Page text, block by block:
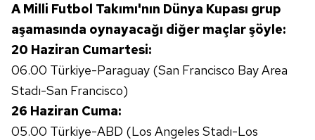
6698 sayılı Kişisel Verilerin Korunması Kanunu uyarınca
hazırlanmış Aydınlatma Metnimizi okumak ve sitemizde
ilgili mevzuata uygun olarak kullanılan çerezlerle ilgili bilgi
almak için lütfentıklayınız.
A Milli Futbol Takımı'nın Dünya Kupası grup
aşamasında oynayacağı diğer maçlar şöyle:
20 Haziran Cumartesi:
06.00 Türkiye-Paraguay (San Francisco Bay Area
Stadı-San Francisco)
26 Haziran Cuma:
05.00 Türkiye-ABD (Los Angeles Stadı-Los